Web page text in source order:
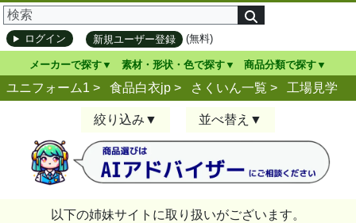
ログイン 新規ユーザー登録 (無料)
メーカーで探す 素材・形状・色で探す 商品分類で探す
ユニフォーム1 > 食品白衣jp > さくいん一覧 > 工場見学
絞り込み 並べ替え
以下の姉妹サイトに取り扱いがございます。